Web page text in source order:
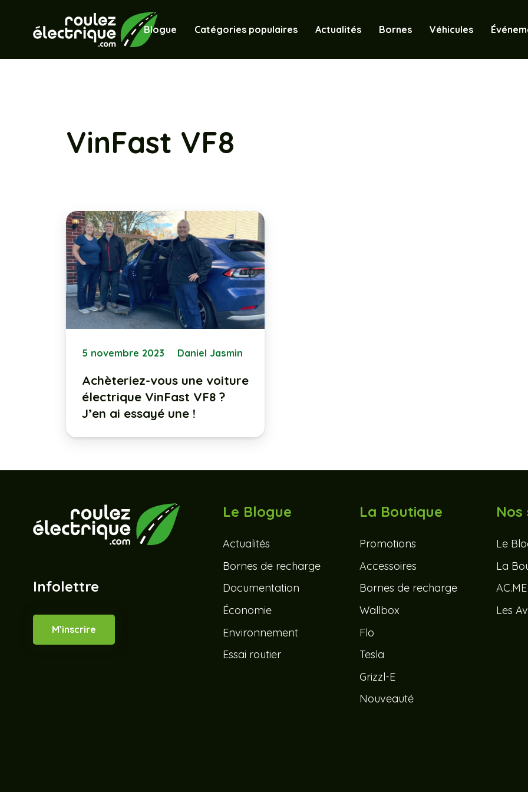
Blogue Catégories populaires Actualités Bornes Véhicules
VinFast VF8
5 novembre 2023 Daniel Jasmin
Achèteriez-vous une voiture
électrique VinFast VF8 ?
J’en ai essayé une !
Infolettre
M’inscrire
Le Blogue
Actualités
Bornes de recharge
Documentation
Économie
Environnement
Essai routier
La Boutique
Promotions
Accessoires
Bornes de recharge
Wallbox
Flo
Tesla
Grizzl-E
Nouveauté
Nos
Le
La
AC.ME
Les